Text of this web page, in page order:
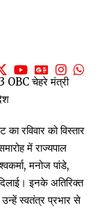
रविवार को विस्तार
में राज्यपाल
मनोज पांडे,
इनके अतिरिक्त
स्वतंत्र प्रभार से